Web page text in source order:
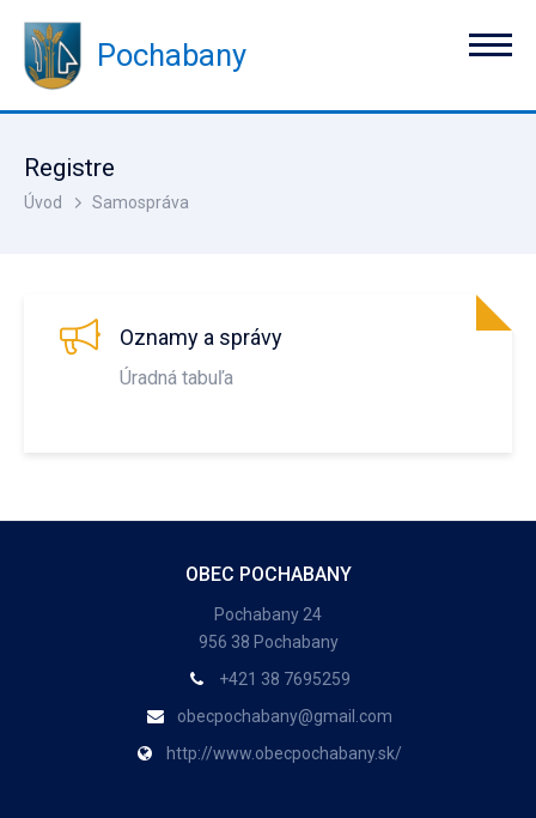
Pochabany
Registre
Úvod Samospráva
Oznamy a správy
Úradná tabuľa
OBEC POCHABANY
Pochabany 24
956 38 Pochabany
+421 38 7695259
obecpochabany@gmail.com
http://www.obecpochabany.sk/